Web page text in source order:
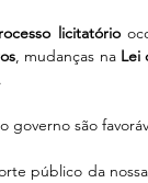
licitatório
, mudanças na Lei
.
governo são
público da